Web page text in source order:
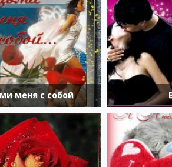
меня с собой